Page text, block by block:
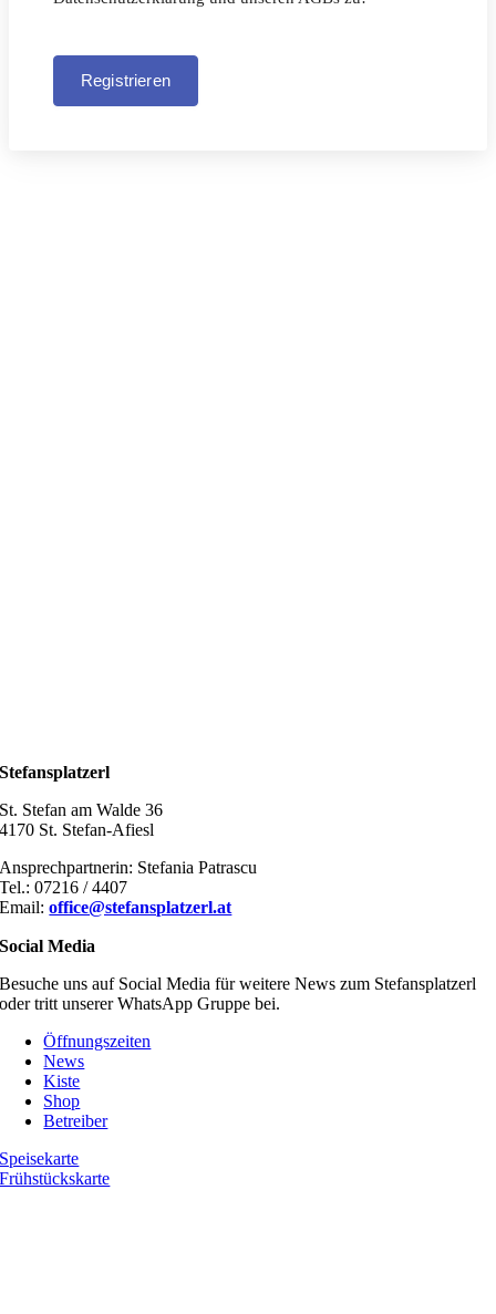
Registrieren
Stefansplatzerl
St. Stefan am Walde 36
4170 St. Stefan-Afiesl
Ansprechpartnerin: Stefania Patrascu
Tel.: 07216 / 4407
Email:office@stefansplatzerl.at
Social Media
Besuche uns auf Social Media für weitere News zum Stefansplatzerl
oder tritt unserer WhatsApp Gruppe bei.
Öffnungszeiten
News
Kiste
Shop
Betreiber
Speisekarte
Frühstückskarte